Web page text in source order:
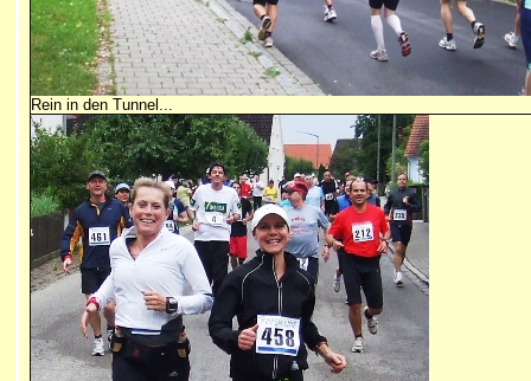
Rein in den Tunnel...